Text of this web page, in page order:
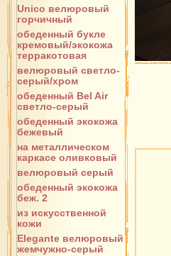
Unico велюровый
горчичный
обеденный букле
кремовый/экокожа
терракотовая
велюровый светло-
серый/хром
обеденный Bel Air
светло-серый
обеденный экокожа
бежевый
на металлическом
каркасе оливковый
велюровый серый
обеденный экокожа
беж. 2
из искусственной
кожи
Elegante велюровый
жемчужно-серый